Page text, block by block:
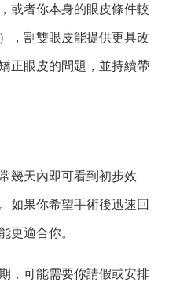
或者你本身的眼皮條件較
，割雙眼皮能提供更具改
正眼皮的問題，並持續帶
幾天內即可看到初步效
如果你希望手術後迅速回
更適合你。
，可能需要你請假或安排